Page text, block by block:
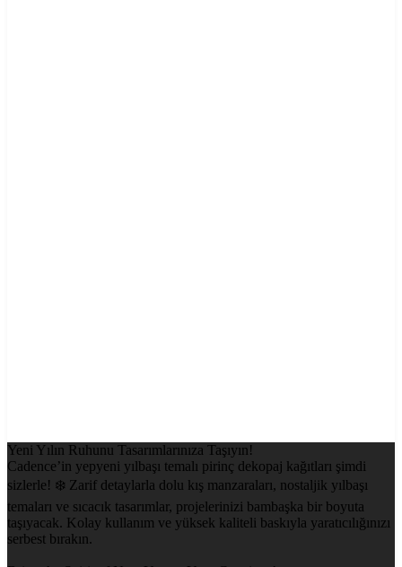
Yeni Yılın Ruhunu Tasarımlarınıza Taşıyın!
Cadence’in yepyeni yılbaşı temalı pirinç dekopaj kağıtları şimdi
sizlerle! ❄️ Zarif detaylarla dolu kış manzaraları, nostaljik yılbaşı
temaları ve sıcacık tasarımlar, projelerinizi bambaşka bir boyuta
taşıyacak. Kolay kullanım ve yüksek kaliteli baskıyla yaratıcılığınızı
serbest bırakın.